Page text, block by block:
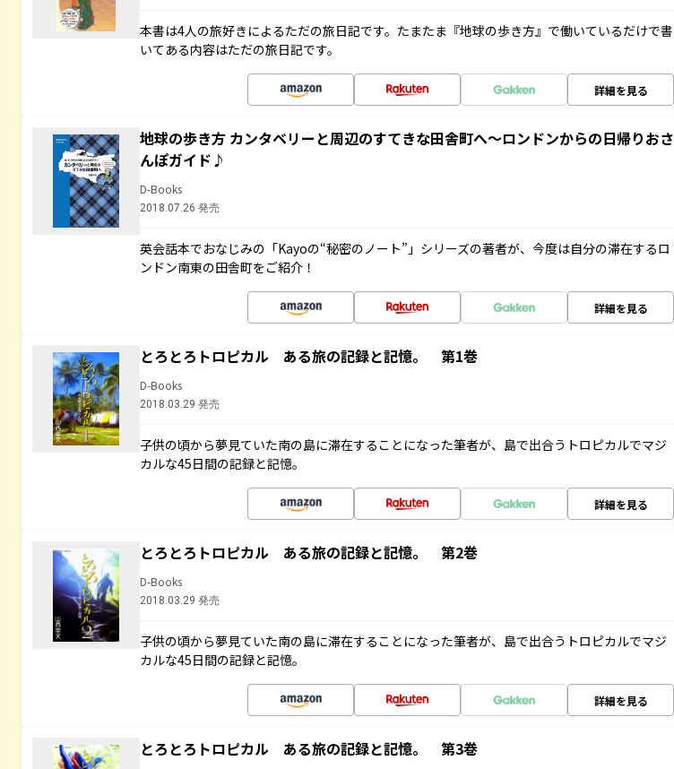
本書は4人の旅好きによるただの旅日記です。たまたま『地球の歩き方』で働いているだけで書
いてある内容はただの旅日記です。
詳細を見る
地球の歩き方 カンタベリーと周辺のすてきな田舎町へ～ロンドンからの日帰りおさ
んぽガイド♪
D-Books
2018.07.26 発売
英会話本でおなじみの「Kayoの“秘密のノート”」シリーズの著者が、今度は自分の滞在するロ
ンドン南東の田舎町をご紹介！
詳細を見る
とろとろトロピカル ある旅の記録と記憶。 第1巻
D-Books
2018.03.29 発売
子供の頃から夢見ていた南の島に滞在することになった筆者が、島で出合うトロピカルでマジ
カルな45日間の記録と記憶。
詳細を見る
とろとろトロピカル ある旅の記録と記憶。 第2巻
D-Books
2018.03.29 発売
子供の頃から夢見ていた南の島に滞在することになった筆者が、島で出合うトロピカルでマジ
カルな45日間の記録と記憶。
詳細を見る
とろとろトロピカル ある旅の記録と記憶。 第3巻